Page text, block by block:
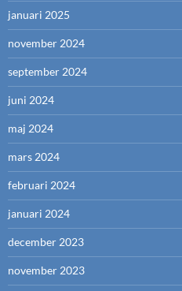
januari 2025
november 2024
september 2024
juni 2024
maj 2024
mars 2024
februari 2024
januari 2024
december 2023
november 2023